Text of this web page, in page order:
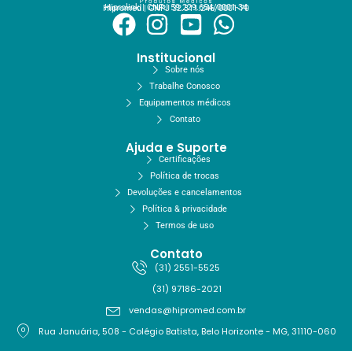
Hiprolink | CNPJ 59.229.654/0001-34
Hipromed | CNPJ 32.311.246/0001-70
Institucional
Sobre nós
Trabalhe Conosco
Equipamentos médicos
Contato
Ajuda e Suporte
Certificações
Política de trocas
Devoluções e cancelamentos
Política & privacidade
Termos de uso
Contato
(31) 2551-5525
(31) 97186-2021
vendas@hipromed.com.br
Rua Januária, 508 - Colégio Batista, Belo Horizonte - MG, 31110-060